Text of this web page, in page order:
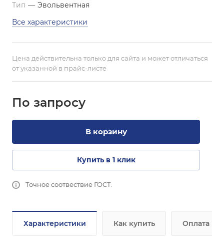
Тип — Эвольвентная
Все характеристики
Цена действительна только для сайта и может отличаться
от указанной в прайс-листе
По запросу
В корзину
Купить в 1 клик
Точное соотвествие ГОСТ.
Характеристики Как купить Оплата